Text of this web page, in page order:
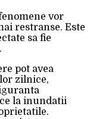
vor
restranse. Este
sa fie
pot avea
zilnice,
la inundatii